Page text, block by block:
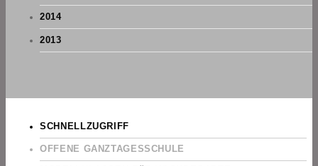
2014
2013
SCHNELLZUGRIFF
OFFENE GANZTAGESSCHULE